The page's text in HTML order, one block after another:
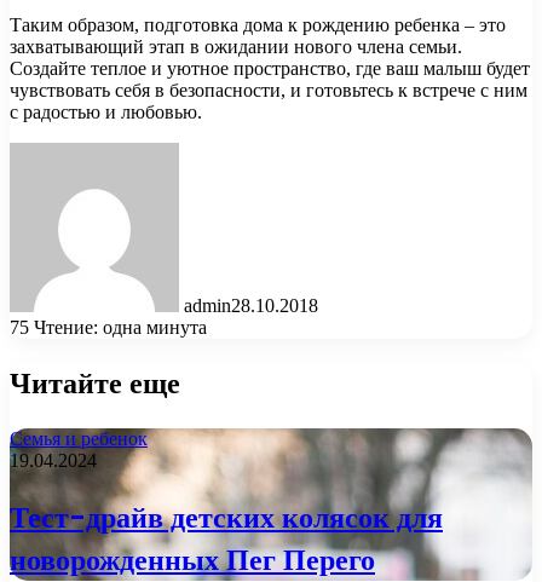
Таким образом, подготовка дома к рождению ребенка – это
захватывающий этап в ожидании нового члена семьи.
Создайте теплое и уютное пространство, где ваш малыш будет
чувствовать себя в безопасности, и готовьтесь к встрече с ним
с радостью и любовью.
admin28.10.2018
75 Чтение: одна минута
Читайте еще
Семья и ребенок
19.04.2024
Тест-драйв детских колясок для
новорожденных Пег Перего